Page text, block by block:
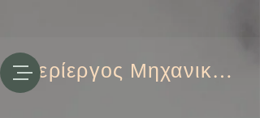
Περίεργος Μηχανικός